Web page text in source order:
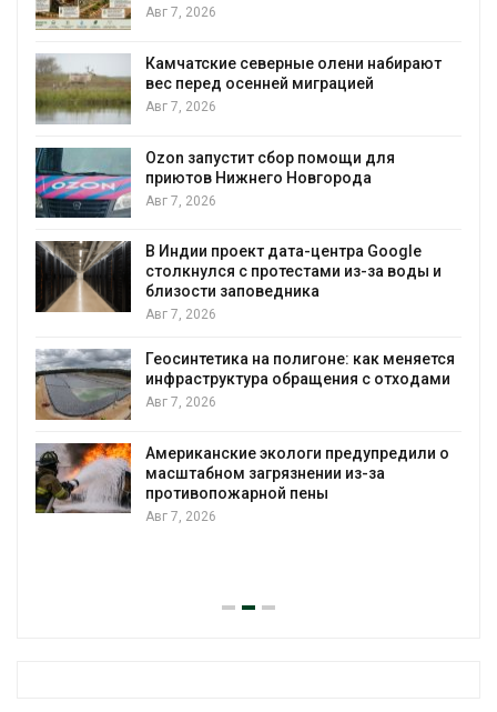
Авг 7, 2026
Тайфун, засуха и пожары: сразу
несколько регионов столкнулись с
экстремальными природными
Авг 7, 2026
Солнечные панели над каналами
позволяют одновременно
воду
Авг 7, 2026
Дождевая вода с крыш может помочь
Авг 7, 2026
Минприроды потребовало ускорить
уборку контейнерных площадок
Авг 7, 2026
Панамский канал вновь ограничивает